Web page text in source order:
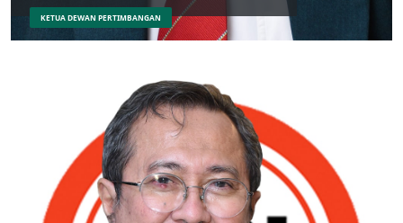
KETUA DEWAN PERTIMBANGAN